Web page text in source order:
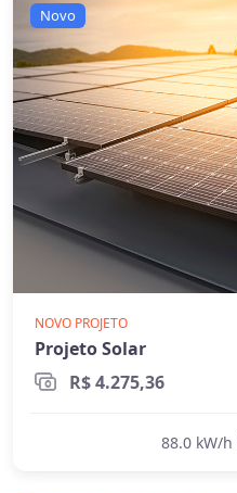
Novo
NOVO PROJETO
Projeto Solar
R$ 4.275,36
88.0 kW/h